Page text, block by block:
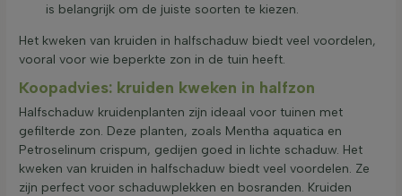
is belangrijk om de juiste soorten te kiezen.
Het kweken van kruiden in halfschaduw biedt veel voordelen,
vooral voor wie beperkte zon in de tuin heeft.
Koopadvies: kruiden kweken in halfzon
Halfschaduw kruidenplanten zijn ideaal voor tuinen met
gefilterde zon. Deze planten, zoals Mentha aquatica en
Petroselinum crispum, gedijen goed in lichte schaduw. Het
kweken van kruiden in halfschaduw biedt veel voordelen. Ze
zijn perfect voor schaduwplekken en bosranden. Kruiden